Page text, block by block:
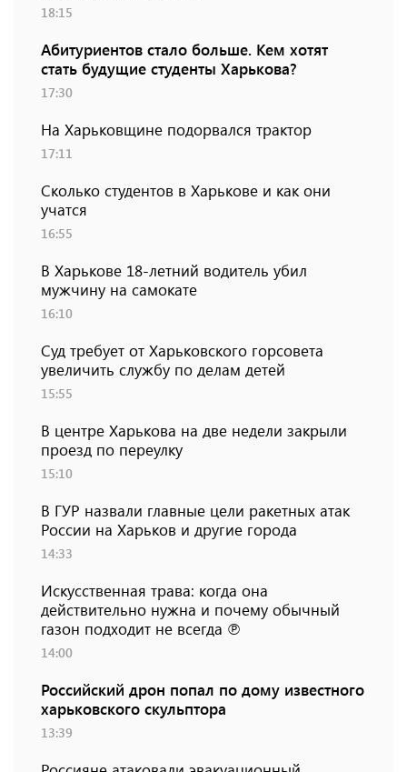
18:15
Абитуриентов стало больше. Кем хотят
стать будущие студенты Харькова?
17:30
На Харьковщине подорвался трактор
17:11
Сколько студентов в Харькове и как они
учатся
16:55
В Харькове 18-летний водитель убил
мужчину на самокате
16:10
Суд требует от Харьковского горсовета
увеличить службу по делам детей
15:55
В центре Харькова на две недели закрыли
проезд по переулку
15:10
В ГУР назвали главные цели ракетных атак
России на Харьков и другие города
14:33
Искусственная трава: когда она
действительно нужна и почему обычный
газон подходит не всегда ℗
14:00
Российский дрон попал по дому известного
харьковского скульптора
13:39